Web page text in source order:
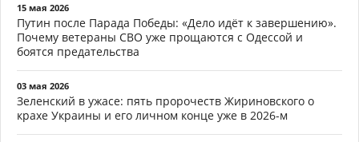
15 мая 2026
Путин после Парада Победы: «Дело идёт к завершению».
Почему ветераны СВО уже прощаются с Одессой и
боятся предательства
03 мая 2026
Зеленский в ужасе: пять пророчеств Жириновского о
крахе Украины и его личном конце уже в 2026-м